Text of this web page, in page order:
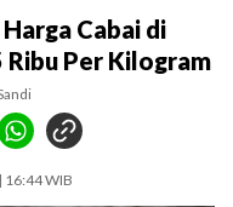
Cabai di
Ribu Per Kilogram
16:44 WIB